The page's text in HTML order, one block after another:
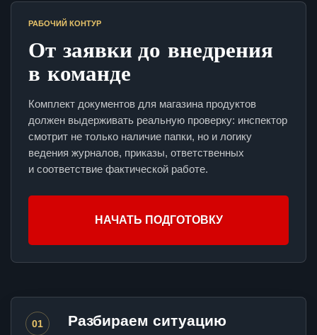
РАБОЧИЙ КОНТУР
От заявки до внедрения
в команде
Комплект документов для магазина продуктов
должен выдерживать реальную проверку: инспектор
смотрит не только наличие папки, но и логику
ведения журналов, приказы, ответственных
и соответствие фактической работе.
НАЧАТЬ ПОДГОТОВКУ
01 Разбираем ситуацию